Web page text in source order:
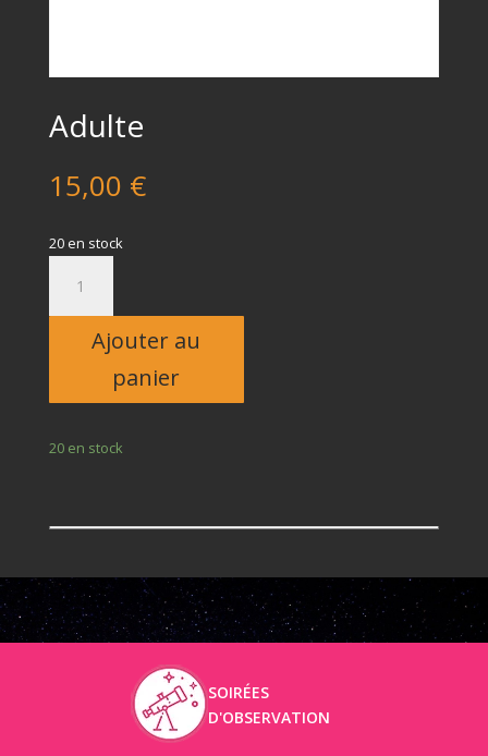
Adulte
15,00 €
20 en stock
Adulte
Ajouter au
panier
20 en stock
SOIRÉES
D'OBSERVATION